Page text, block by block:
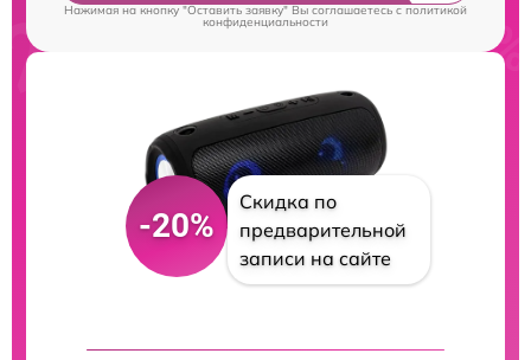
Нажимая на кнопку "Оставить заявку" Вы соглашаетесь cполитикой
конфиденциальности
-20%
Скидка по
предварительной
записи на сайте